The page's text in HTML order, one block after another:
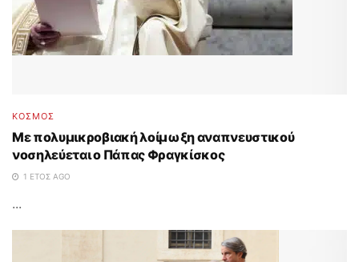
ΚΟΣΜΟΣ
Με πολυμικροβιακή λοίμωξη αναπνευστικού
νοσηλεύεται ο Πάπας Φραγκίσκος
1 ΈΤΟΣ AGO
...